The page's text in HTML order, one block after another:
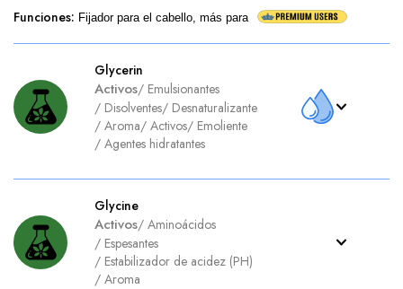
Funciones: Fijador para el cabello, más para
Glycerin
Activos/ Emulsionantes
/ Disolventes/ Desnaturalizante
/ Aroma/ Activos/ Emoliente
/ Agentes hidratantes
Glycine
Activos/ Aminoácidos
/ Espesantes
/ Estabilizador de acidez (PH)
/ Aroma